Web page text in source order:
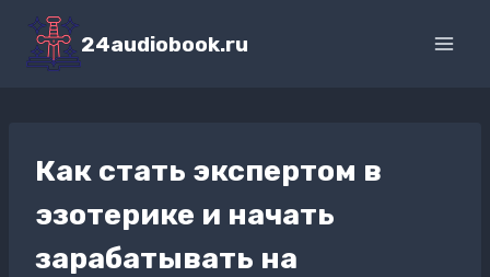
Перейти
содержимому
24audiobook.ru
Как стать экспертом в
эзотерике и начать
зарабатывать на